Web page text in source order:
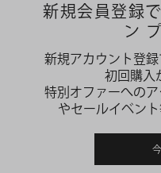
新規会員登録
ン
新規アカウント登
初回購入
特別オファーへの
やセールイベント